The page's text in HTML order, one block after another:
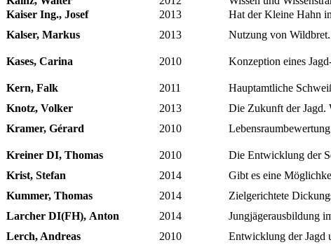
Kaiser Ing., Josef
2013
Hat der Kleine Hahn
Kalser, Markus
2013 Nutzung von
Kases, Carina
2010 Konzeption eines
Kern, Falk
2011 Hauptamtliche
Knotz, Volker
2013
Die Zukunft der Jagd.
Kramer, Gérard
2010
Kreiner DI, Thomas
2010 Die Entwicklung der
Krist, Stefan
2014
Gibt es eine
Kummer, Thomas
2014 Zielgerichtete
Larcher DI(FH), Anton
2014 Jungjägerausbildung
Lerch, Andreas
2010 Entwicklung der Jagd